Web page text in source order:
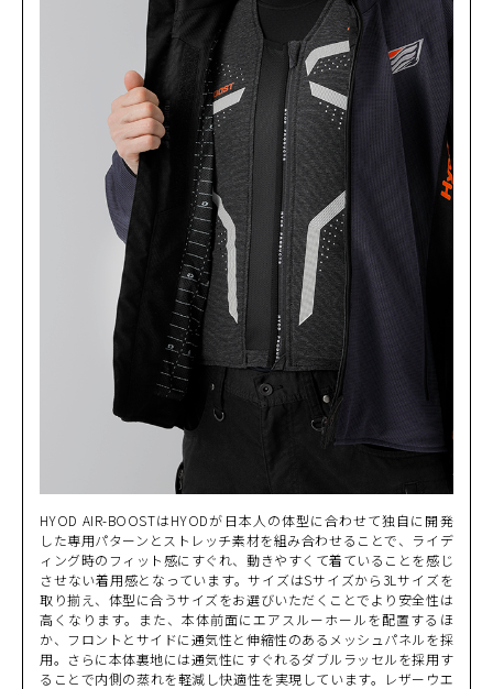
HYOD AIR-BOOSTはHYODが日本人の体型に合わせて独自に開発
した専用パターンとストレッチ素材を組み合わせることで、ライデ
ィング時のフィット感にすぐれ、動きやすくて着ていることを感じ
させない着用感となっています。サイズはSサイズから3Lサイズを
取り揃え、体型に合うサイズをお選びいただくことでより安全性は
高くなります。また、本体前面にエアスルーホールを配置するほ
か、フロントとサイドに通気性と伸縮性のあるメッシュパネルを採
用。さらに本体裏地には通気性にすぐれるダブルラッセルを採用す
ることで内側の蒸れを軽減し快適性を実現しています。レザーウエ
カラー・サイズ選択
BLACK
¥43,890
カートに入れる
¥43,890(税込)
BLACK
LW
¥43,890(税込)
カートに入れる
BLACK
LLW
¥43,890(税込)
カートに入れる